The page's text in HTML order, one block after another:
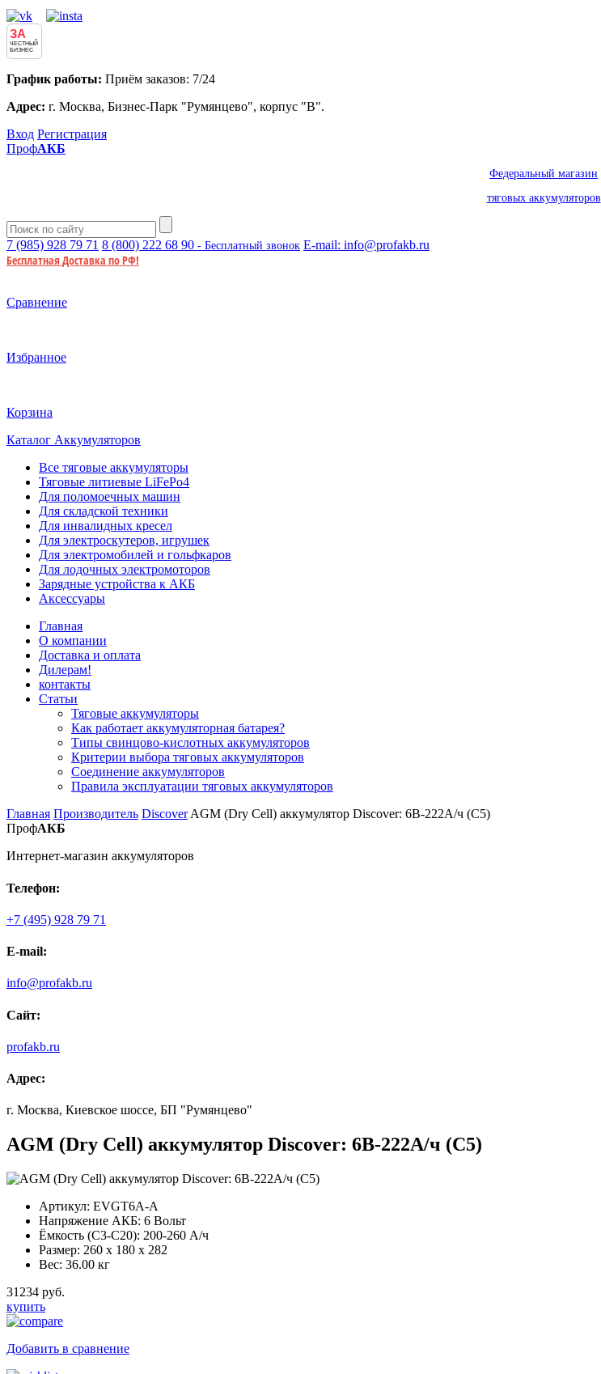
ЗА
ЧЕСТНЫЙ
БИЗНЕС
График работы: Приём заказов: 7/24
Адрес: г. Москва, Бизнес-Парк "Румянцево", корпус "В".
Вход Регистрация
ПрофАКБ
Федеральный магазин
тяговых аккумуляторов
7 (985) 928 79 71 8 (800) 222 68 90 - Бесплатный звонок E-mail: info@profakb.ru
Бесплатная Доставка по РФ!
Сравнение
Избранное
Корзина
Каталог Аккумуляторов
Все тяговые аккумуляторы
Тяговые литиевые LiFePo4
Для поломоечных машин
Для складской техники
Для инвалидных кресел
Для электроскутеров, игрушек
Для электромобилей и гольфкаров
Для лодочных электромоторов
Зарядные устройства к АКБ
Аксессуары
Главная
О компании
Доставка и оплата
Дилерам!
контакты
Статьи
Тяговые аккумуляторы
Как работает аккумуляторная батарея?
Типы свинцово-кислотных аккумуляторов
Критерии выбора тяговых аккумуляторов
Соединение аккумуляторов
Правила эксплуатации тяговых аккумуляторов
Главная Производитель Discover AGM (Dry Cell) аккумулятор Discover: 6В-222А/ч (С5)
ПрофАКБ
Интернет-магазин аккумуляторов
Телефон:
+7 (495) 928 79 71
E-mail:
info@profakb.ru
Сайт:
profakb.ru
Адрес:
г. Москва, Киевское шоссе, БП "Румянцево"
AGM (Dry Cell) аккумулятор Discover: 6В-222А/ч (С5)
Артикул: EVGT6A-A
Напряжение АКБ: 6 Вольт
Ёмкость (С3-С20): 200-260 А/ч
Размер: 260 x 180 x 282
Вес: 36.00 кг
31234 руб.
купить
Добавить в сравнение